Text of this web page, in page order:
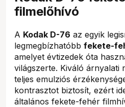
filmelőhívó
A Kodak D-76 az egyik
legmegbízhatóbb fekete-
amelyet évtizedek óta
világszerte. Kiváló árnyalati
teljes emulziós
kontrasztot biztosít, ezért
általános fekete-fehér